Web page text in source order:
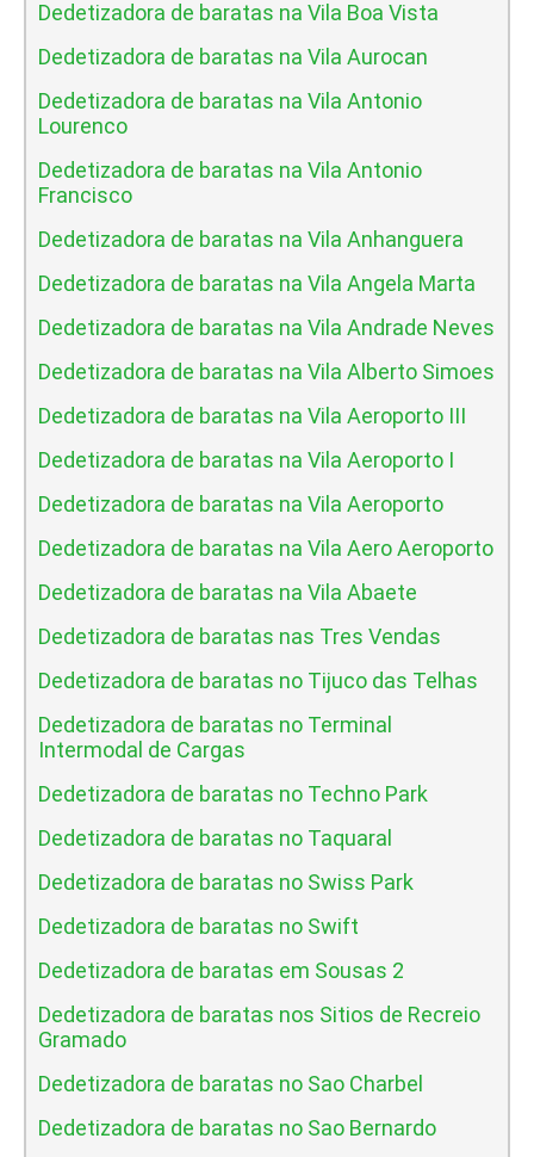
Dedetizadora de baratas na Vila Boa Vista
Dedetizadora de baratas na Vila Aurocan
Dedetizadora de baratas na Vila Antonio
Lourenco
Dedetizadora de baratas na Vila Antonio
Francisco
Dedetizadora de baratas na Vila Anhanguera
Dedetizadora de baratas na Vila Angela Marta
Dedetizadora de baratas na Vila Andrade Neves
Dedetizadora de baratas na Vila Alberto Simoes
Dedetizadora de baratas na Vila Aeroporto III
Dedetizadora de baratas na Vila Aeroporto I
Dedetizadora de baratas na Vila Aeroporto
Dedetizadora de baratas na Vila Aero Aeroporto
Dedetizadora de baratas na Vila Abaete
Dedetizadora de baratas nas Tres Vendas
Dedetizadora de baratas no Tijuco das Telhas
Dedetizadora de baratas no Terminal
Intermodal de Cargas
Dedetizadora de baratas no Techno Park
Dedetizadora de baratas no Taquaral
Dedetizadora de baratas no Swiss Park
Dedetizadora de baratas no Swift
Dedetizadora de baratas em Sousas 2
Dedetizadora de baratas nos Sitios de Recreio
Gramado
Dedetizadora de baratas no Sao Charbel
Dedetizadora de baratas no Sao Bernardo